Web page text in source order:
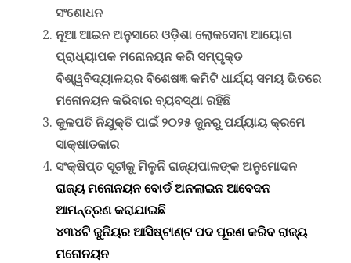
ସଂଶୋଧନ
ନୂଆ ଆଇନ ଅନୁସାରେ ଓଡ଼ିଶା ଲୋକସେବା ଆୟୋଗ
ପ୍ରାଧ୍ୟାପକ ମନୋନୟନ କରି ସମ୍ପୃକ୍ତ
ବିଶ୍ୱବିଦ୍ୟାଳୟର ବିଶେଷଜ୍ଞ କମିଟି ଧାର୍ଯ୍ୟ ସମୟ ଭିତରେ
ମନୋନୟନ କରିବାର ବ୍ୟବସ୍ଥା ରହିଛି
କୁଳପତି ନିଯୁକ୍ତି ପାଇଁ ୨୦୨୫ ଜୁନରୁ ପର୍ଯ୍ୟାୟ କ୍ରମେ
ସାକ୍ଷାତକାର
ସଂକ୍ଷିପ୍ତ ସୂଚୀକୁ ମିଳୁନି ରାଜ୍ୟପାଳଙ୍କ ଅନୁମୋଦନ
ରାଜ୍ୟ ମନୋନୟନ ବୋର୍ଡ ଅନଲାଇନ ଆବେଦନ
ଆମନ୍ତ୍ରଣ କରାଯାଇଛି
୪୩୪ଟି ଜୁନିୟର ଆସିଷ୍ଟାଣ୍ଟ ପଦ ପୂରଣ କରିବ ରାଜ୍ୟ
ମନୋନୟନ